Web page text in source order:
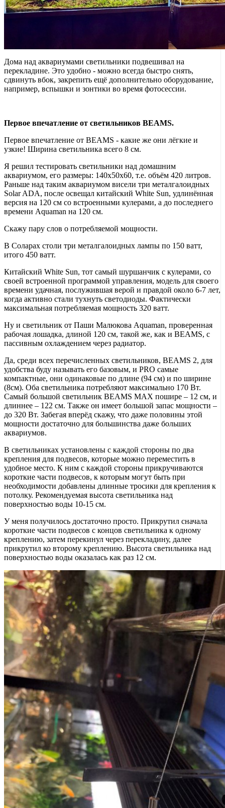
Дома над аквариумами светильники подвешивал на
перекладине. Это удобно - можно всегда быстро снять,
сдвинуть вбок, закрепить ещё дополнительно оборудование,
например, вспышки и зонтики во время фотосессии.
Первое впечатление от светильников BEAMS.
Первое впечатление от BEAMS - какие же они лёгкие и
узкие! Ширина светильника всего 8 см.
Я решил тестировать светильники над домашним
аквариумом, его размеры: 140х50х60, т.е. объём 420 литров.
Раньше над таким аквариумом висели три металгалоидных
Solar ADA, после освещал китайский White Sun, удлинённая
версия на 120 см со встроенными кулерами, а до последнего
времени Aquaman на 120 см.
Скажу пару слов о потребляемой мощности.
В Соларах столи три металгалоидных лампы по 150 ватт,
итого 450 ватт.
Китайский White Sun, тот самый шуршанчик с кулерами, со
своей встроенной программой управления, модель для своего
времени удачная, послужившая верой и правдой около 6-7 лет,
когда активно стали тухнуть светодиоды. Фактически
максимальная потребляемая мощность 320 ватт.
Ну и светильник от Паши Малюкова Aquaman, проверенная
рабочая лошадка, длиной 120 см, такой же, как и BEAMS, с
пассивным охлаждением через радиатор.
Да, среди всех перечисленных светильников, BEAMS 2, для
удобства буду называть его базовым, и PRO самые
компактные, они одинаковые по длине (94 см) и по ширине
(8см). Оба светильника потребляют максимально 170 Вт.
Самый большой светильник BEAMS MAX пошире – 12 см, и
длиннее – 122 см. Также он имеет большой запас мощности –
до 320 Вт. Забегая вперёд скажу, что даже половины этой
мощности достаточно для большинства даже больших
аквариумов.
В светильниках установлены с каждой стороны по два
крепления для подвесов, которые можно переместить в
удобное место. К ним с каждой стороны прикручиваются
короткие части подвесов, к которым могут быть при
необходимости добавлены длинные тросики для крепления к
потолку. Рекомендуемая высота светильника над
поверхностью воды 10-15 см.
У меня получилось достаточно просто. Прикрутил сначала
короткие части подвесов с концов светильника к одному
креплению, затем перекинул через перекладину, далее
прикрутил ко второму креплению. Высота светильника над
поверхностью воды оказалась как раз 12 см.